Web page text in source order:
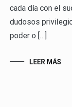
cada día con el
dudosos
poder o […]
LEER MÁS